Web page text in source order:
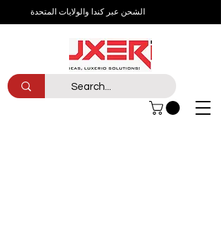
الشحن عبر كندا والولايات المتحدة